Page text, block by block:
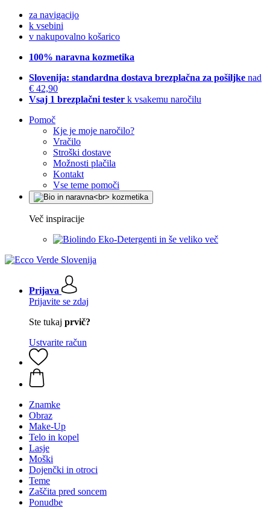
za navigacijo
k vsebini
v nakupovalno košarico
100% naravna kozmetika
Slovenija: standardna dostava brezplačna za pošiljke nad
€ 42,90
Vsaj 1 brezplačni tester k vsakemu naročilu
Pomoč
Kje je moje naročilo?
Vračilo
Stroški dostave
Možnosti plačila
Kontakt
Vse teme pomoči
Več inspiracije
Eko-Detergenti in še veliko več
Prijava
Prijavite se zdaj
Ste tukaj prvič?
Ustvarite račun
Znamke
Obraz
Make-Up
Telo in kopel
Lasje
Moški
Dojenčki in otroci
Teme
Zaščita pred soncem
Ponudbe